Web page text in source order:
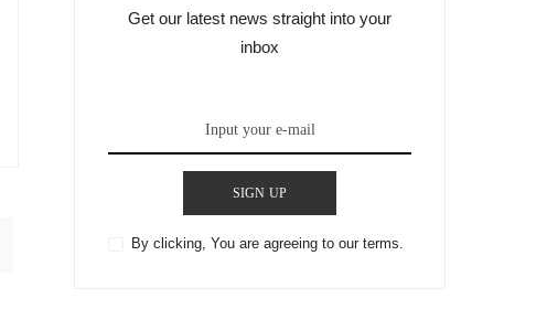
Get our latest news straight into your
inbox
SIGN UP
By clicking, You are agreeing to our terms.